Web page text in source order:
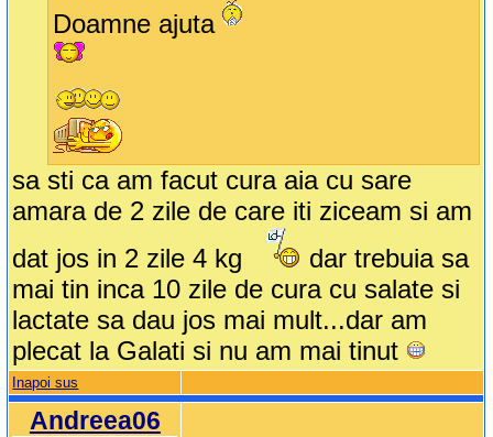
Doamne ajuta
sa sti ca am facut cura aia cu sare
amara de 2 zile de care iti ziceam si am
dat jos in 2 zile 4 kg
dar trebuia sa
mai tin inca 10 zile de cura cu salate si
lactate sa dau jos mai mult...dar am
plecat la Galati si nu am mai tinut
Inapoi sus
Andreea06